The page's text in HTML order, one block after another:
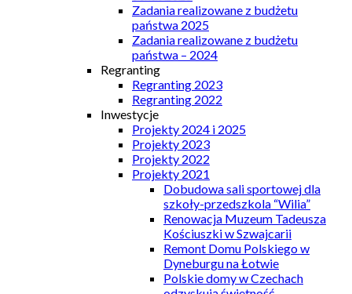
Zadania realizowane z budżetu
państwa 2025
Zadania realizowane z budżetu
państwa – 2024
Regranting
Regranting 2023
Regranting 2022
Inwestycje
Projekty 2024 i 2025
Projekty 2023
Projekty 2022
Projekty 2021
Dobudowa sali sportowej dla
szkoły-przedszkola “Wilia”
Renowacja Muzeum Tadeusza
Kościuszki w Szwajcarii
Remont Domu Polskiego w
Dyneburgu na Łotwie
Polskie domy w Czechach